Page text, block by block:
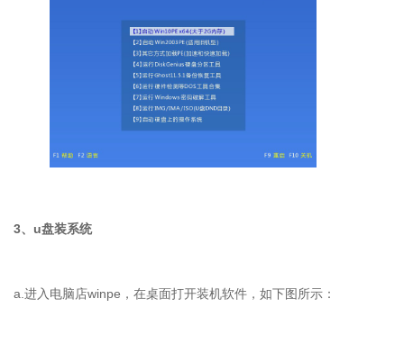
3、 u盘装系统
a. 进入电脑店winpe ，在桌面打开装机软件，如下图所示：